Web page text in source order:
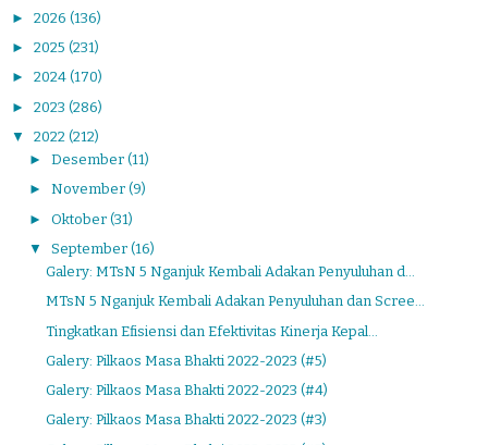
► 2026 (136)
► 2025 (231)
► 2024 (170)
► 2023 (286)
▼ 2022 (212)
► Desember (11)
► November (9)
► Oktober (31)
▼ September (16)
Galery: MTsN 5 Nganjuk Kembali Adakan Penyuluhan d...
MTsN 5 Nganjuk Kembali Adakan Penyuluhan dan Scree...
Tingkatkan Efisiensi dan Efektivitas Kinerja Kepal...
Galery: Pilkaos Masa Bhakti 2022-2023 (#5)
Galery: Pilkaos Masa Bhakti 2022-2023 (#4)
Galery: Pilkaos Masa Bhakti 2022-2023 (#3)